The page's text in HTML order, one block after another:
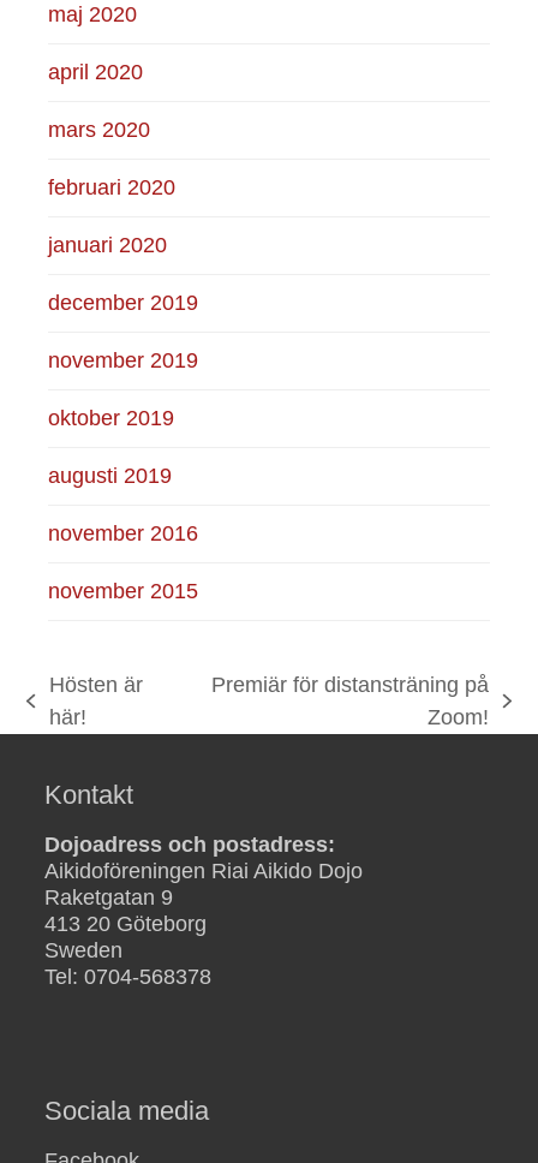
maj 2020
april 2020
mars 2020
februari 2020
januari 2020
december 2019
november 2019
oktober 2019
augusti 2019
november 2016
november 2015
previous
Hösten är
här!
Premiär för distansträning på
Zoom!
Kontakt
Dojoadress och postadress:
Aikidoföreningen Riai Aikido Dojo
Raketgatan 9
413 20 Göteborg
Sweden
Tel: 0704-568378
Sociala media